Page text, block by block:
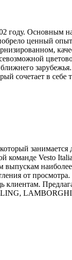
Основным
ценный
сочетает в
команде Vesto
от
клиентам.